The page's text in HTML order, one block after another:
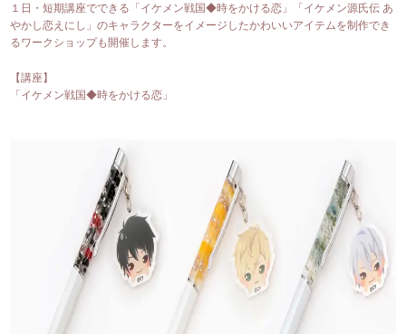
１日・短期講座でできる「イケメン戦国◆時をかける恋」「イケメン源氏伝 あ
やかし恋えにし」のキャラクターをイメージしたかわいいアイテムを制作でき
るワークショップも開催します。
【講座】
「イケメン戦国◆時をかける恋」